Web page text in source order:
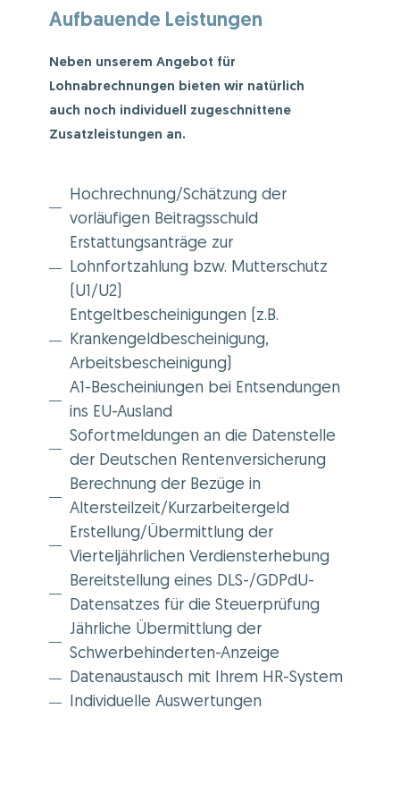
Aufbauende Leistungen​
Neben unserem Angebot für
Lohnabrechnungen bieten wir natürlich
auch noch individuell zugeschnittene
Zusatzleistungen an.
Hochrechnung/Schätzung der
vorläufigen Beitragsschuld
Erstattungsanträge zur
Lohnfortzahlung bzw. Mutterschutz
(U1/U2)
Entgeltbescheinigungen (z.B.
Krankengeldbescheinigung,
Arbeitsbescheinigung)
A1-Bescheiniungen bei Entsendungen
ins EU-Ausland
Sofortmeldungen an die Datenstelle
der Deutschen Rentenversicherung
Berechnung der Bezüge in
Altersteilzeit/Kurzarbeitergeld
Erstellung/Übermittlung der
Vierteljährlichen Verdiensterhebung
Bereitstellung eines DLS-/GDPdU-
Datensatzes für die Steuerprüfung
Jährliche Übermittlung der
Schwerbehinderten-Anzeige
Datenaustausch mit Ihrem HR-System
Individuelle Auswertungen